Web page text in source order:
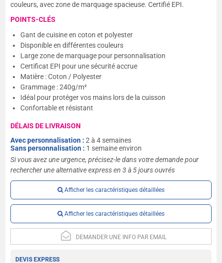
couleurs, avec zone de marquage spacieuse. Certifié EPI.
POINTS-CLÉS
Gant de cuisine en coton et polyester
Disponible en différentes couleurs
Large zone de marquage pour personnalisation
Certificat EPI pour une sécurité accrue
Matière : Coton / Polyester
Grammage : 240g/m²
Idéal pour protéger vos mains lors de la cuisson
Confortable et résistant
DÉLAIS DE LIVRAISON
Avec personnalisation :2 à 4 semaines
Sans personnalisation : 1 semaine environ
Si vous avez une urgence, précisez-le dans votre demande pour
rechercher une alternative express en 3 à 5 jours ouvrés
Afficher les caractéristiques détaillées
Afficher les caractéristiques détaillées
DEMANDER UNE INFO PAR EMAIL
DEVIS EXPRESS